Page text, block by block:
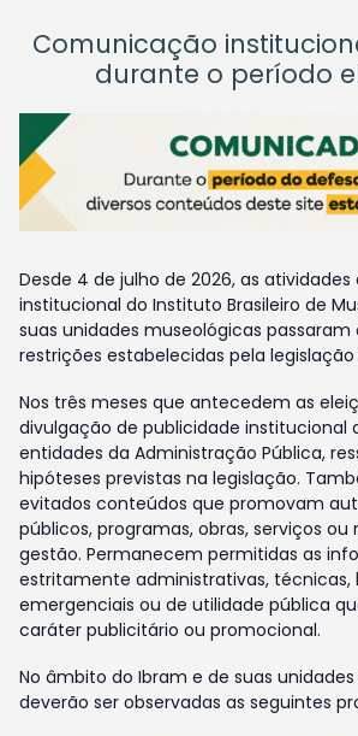
Comunicação
durante o período
Desde 4 de julho de 2026, as
institucional do Instituto Brasileiro de
suas unidades museológicas passaram
restrições estabelecidas pela legislação
Nos três meses que antecedem as
divulgação de publicidade institucional
entidades da Administração Pública,
hipóteses previstas na legislação.
evitados conteúdos que promovam
públicos, programas, obras, serviços ou
gestão. Permanecem permitidas as
estritamente administrativas, técnicas,
emergenciais ou de utilidade pública
caráter publicitário ou promocional.
No âmbito do Ibram e de suas
deverão ser observadas as seguintes